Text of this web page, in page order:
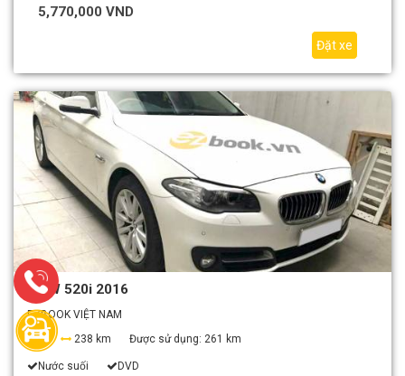
5,770,000 VND
Đặt xe
BMW 520i 2016
EZBOOK VIỆT NAM
4
238 km Được sử dụng: 261 km
Nước suối DVD